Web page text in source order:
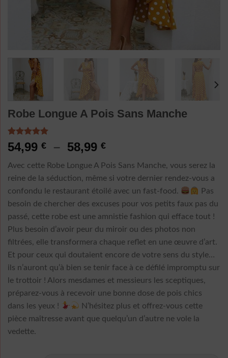
Robe Longue A Pois Sans Manche
Noté5.00
sur 5 basé
1
client
54,99 € – 58,99 €Plage
prix :
54,99 €
à
58,99 €
Avec cette Robe Longue A Pois Sans Manche, vous serez la
reine de la séduction, même si votre dernier rendez-vous a
confondu le restaurant étoilé avec un fast-food.
Pas
besoin de chercher des excuses pour vos petits faux pas du
passé, cette robe est une amnistie fashion qui efface tout !
Plus besoin d’avoir peur du miroir ou des photos non
filtrées, elle transformera chaque reflet en une œuvre d’art.
Et pour ceux qui doutaient encore de votre sens du style…
ils n’auront qu’à bien se tenir face à ce défilé impromptu sur
le trottoir ! Alors mesdames et messieurs les sceptiques,
préparez-vous à recevoir une bonne dose de pois chics
dans les yeux !
N’hésitez plus et offrez-vous cette
pièce maîtresse avant que quelqu’un d’autre ne vole la
vedette.